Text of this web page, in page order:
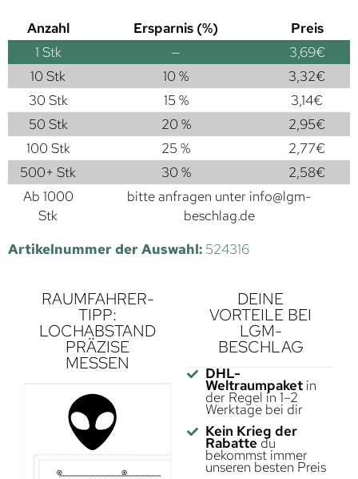
Anzahl Ersparnis (%)
Preis
1 Stk — 3,69€
10 Stk
10 % 3,32€
30 Stk
15 % 3,14€
50 Stk
20 % 2,95€
100 Stk
25 % 2,77€
500+ Stk
30 % 2,58€
Ab 1000
Stk
bitte anfragen unter info@lgm-
beschlag.de
Artikelnummer der Auswahl: 524316
RAUMFAHRER-
TIPP:
LOCHABSTAND
PRÄZISE
MESSEN
DEINE
VORTEILE BEI
LGM-
BESCHLAG
DHL-
Weltraumpaketin
der Regel in 1–2
Werktage bei dir
Kein Krieg der
Rabatte du
bekommst immer
unseren besten Preis